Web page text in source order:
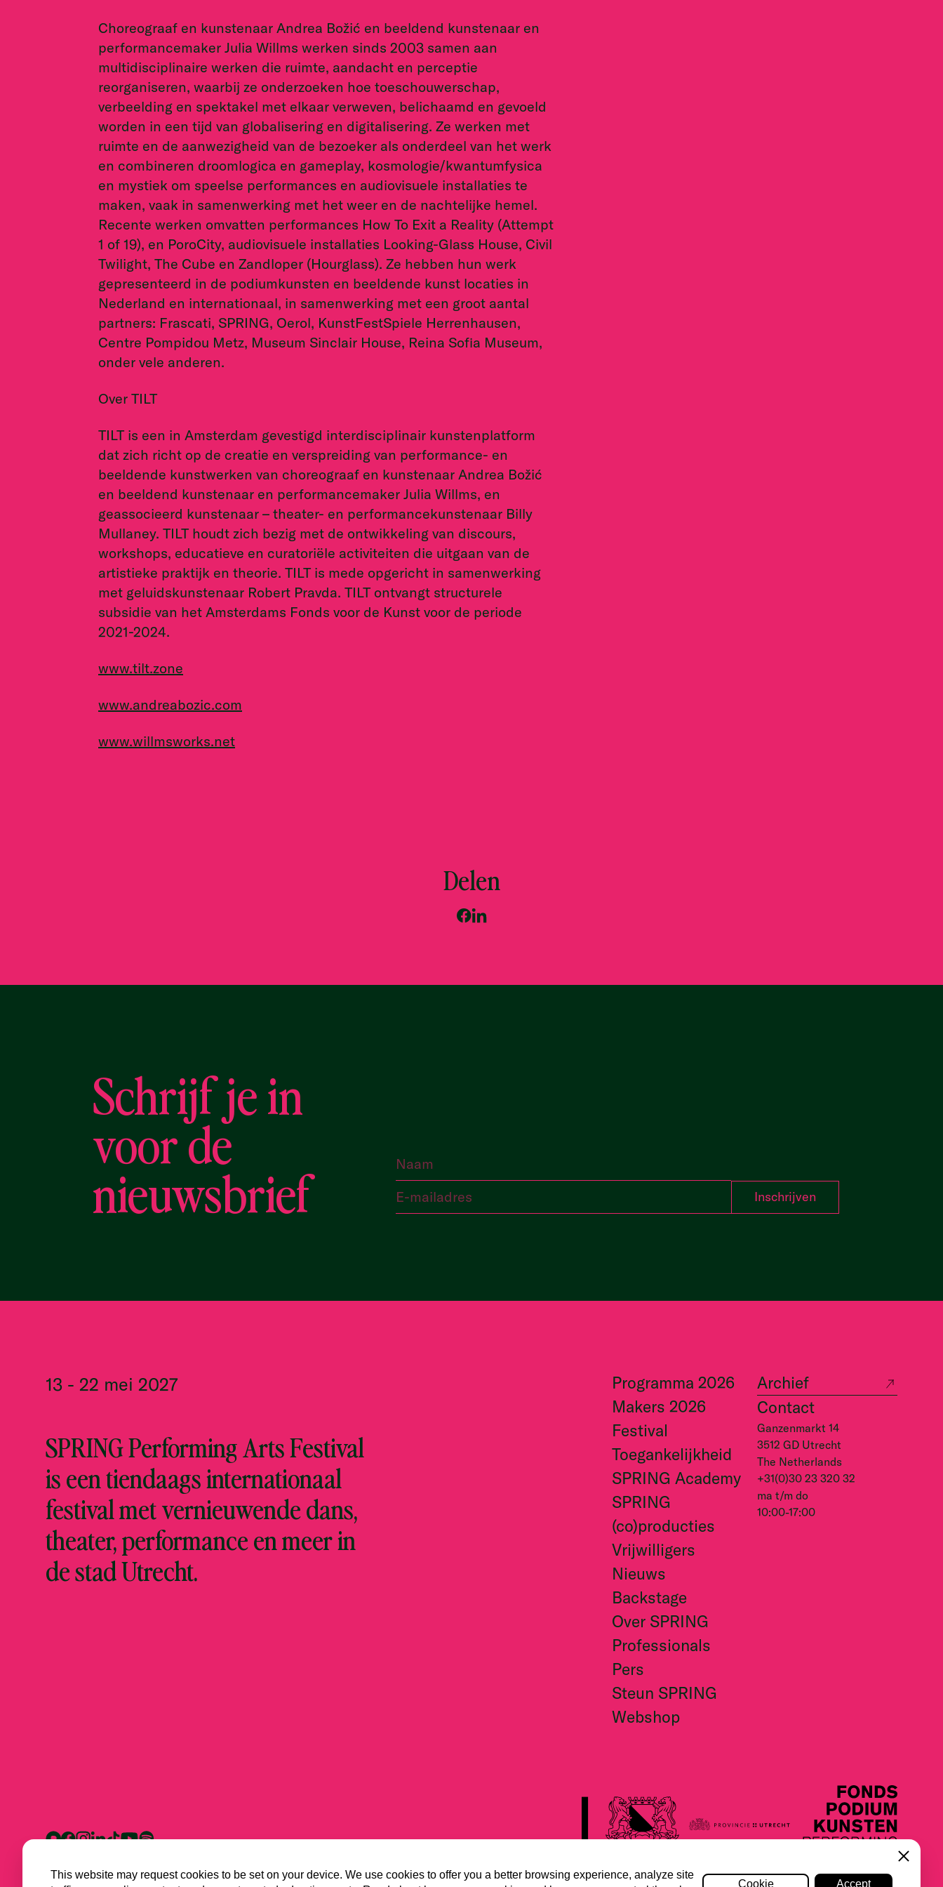
Choreograaf en kunstenaar Andrea Božić en beeldend kunstenaar en
performancemaker Julia Willms werken sinds 2003 samen aan
multidisciplinaire werken die ruimte, aandacht en perceptie
reorganiseren, waarbij ze onderzoeken hoe toeschouwerschap,
verbeelding en spektakel met elkaar verweven, belichaamd en gevoeld
worden in een tijd van globalisering en digitalisering. Ze werken met
ruimte en de aanwezigheid van de bezoeker als onderdeel van het werk
en combineren droomlogica en gameplay, kosmologie/kwantumfysica
en mystiek om speelse performances en audiovisuele installaties te
maken, vaak in samenwerking met het weer en de nachtelijke hemel.
Recente werken omvatten performances How To Exit a Reality (Attempt
1 of 19), en PoroCity, audiovisuele installaties Looking-Glass House, Civil
Twilight, The Cube en Zandloper (Hourglass). Ze hebben hun werk
gepresenteerd in de podiumkunsten en beeldende kunst locaties in
Nederland en internationaal, in samenwerking met een groot aantal
partners: Frascati, SPRING, Oerol, KunstFestSpiele Herrenhausen,
Centre Pompidou Metz, Museum Sinclair House, Reina Sofia Museum,
onder vele anderen.
Over TILT
TILT is een in Amsterdam gevestigd interdisciplinair kunstenplatform
dat zich richt op de creatie en verspreiding van performance- en
beeldende kunstwerken van choreograaf en kunstenaar Andrea Božić
en beeldend kunstenaar en performancemaker Julia Willms, en
geassocieerd kunstenaar – theater- en performancekunstenaar Billy
Mullaney. TILT houdt zich bezig met de ontwikkeling van discours,
workshops, educatieve en curatoriële activiteiten die uitgaan van de
artistieke praktijk en theorie. TILT is mede opgericht in samenwerking
met geluidskunstenaar Robert Pravda. TILT ontvangt structurele
subsidie van het Amsterdams Fonds voor de Kunst voor de periode
2021-2024.
www.tilt.zone
www.andreabozic.com
www.willmsworks.net
Delen
Schrijf je in
voor de
nieuwsbrief
13 - 22 mei 2027
SPRING Performing Arts Festival
is een tiendaags internationaal
festival met vernieuwende dans,
theater, performance en meer in
de stad Utrecht.
Programma 2026
Makers 2026
Festival
Toegankelijkheid
SPRING Academy
SPRING
(co)producties
Vrijwilligers
Nieuws
Backstage
Over SPRING
Professionals
Pers
Steun SPRING
Webshop
Archief
Contact
Ganzenmarkt 14
3512 GD Utrecht
The Netherlands
+31(0)30 23 320 32
ma t/m do
10:00-17:00
Alle partners
This website may request cookies to be set on your device. We use cookies to offer you a better browsing experience, analyze site
Close
Cookie Accept